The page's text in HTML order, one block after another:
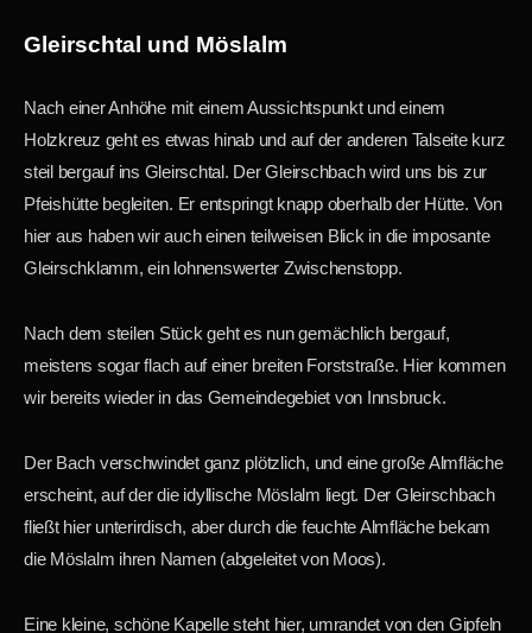
Gleirschtal und Möslalm
Nach einer Anhöhe mit einem Aussichtspunkt und einem
Holzkreuz geht es etwas hinab und auf der anderen Talseite kurz
steil bergauf ins Gleirschtal. Der Gleirschbach wird uns bis zur
Pfeishütte begleiten. Er entspringt knapp oberhalb der Hütte. Von
hier aus haben wir auch einen teilweisen Blick in die imposante
Gleirschklamm, ein lohnenswerter Zwischenstopp.
Nach dem steilen Stück geht es nun gemächlich bergauf,
meistens sogar flach auf einer breiten Forststraße. Hier kommen
wir bereits wieder in das Gemeindegebiet von Innsbruck.
Der Bach verschwindet ganz plötzlich, und eine große Almfläche
erscheint, auf der die idyllische Möslalm liegt. Der Gleirschbach
fließt hier unterirdisch, aber durch die feuchte Almfläche bekam
die Möslalm ihren Namen (abgeleitet von Moos).
Eine kleine, schöne Kapelle steht hier, umrandet von den Gipfeln